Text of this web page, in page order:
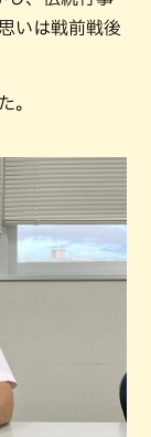
いは戦前戦後
。